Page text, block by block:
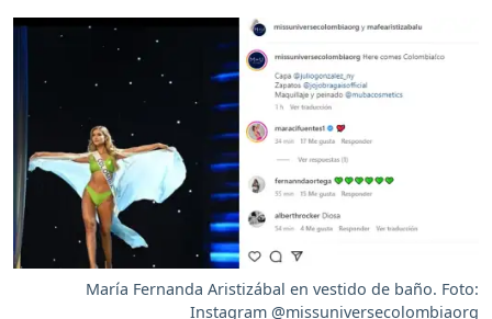
María Fernanda Aristizábal en vestido de baño. Foto:
Instagram @missuniversecolombiaorg